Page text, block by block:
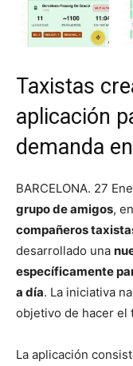
Taxistas
aplicación
demanda
BARCELONA. 27
grupo de amigos,
compañeros
desarrollado una
específicamente
a día. La iniciativa
objetivo de hacer el
La aplicación